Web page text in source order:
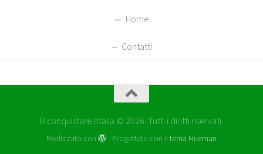
Home
Contatti
Riconquistare l'Italia © 2026. Tutti i diritti riservati.
Realizzato con - Progettato con iltema Hueman